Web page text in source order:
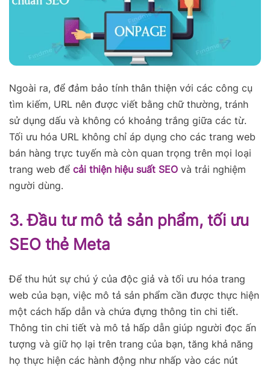
Ngoài ra, để đảm bảo tính thân thiện với các công cụ
tìm kiếm, URL nên được viết bằng chữ thường, tránh
sử dụng dấu và không có khoảng trắng giữa các từ.
Tối ưu hóa URL không chỉ áp dụng cho các trang web
bán hàng trực tuyến mà còn quan trọng trên mọi loại
trang web để cải thiện hiệu suất SEO và trải nghiệm
người dùng.
3. Đầu tư mô tả sản phẩm, tối ưu
SEO thẻ Meta
Để thu hút sự chú ý của độc giả và tối ưu hóa trang
web của bạn, việc mô tả sản phẩm cần được thực hiện
một cách hấp dẫn và chứa đựng thông tin chi tiết.
Thông tin chi tiết và mô tả hấp dẫn giúp người đọc ấn
tượng và giữ họ lại trên trang của bạn, tăng khả năng
họ thực hiện các hành động như nhấp vào các nút